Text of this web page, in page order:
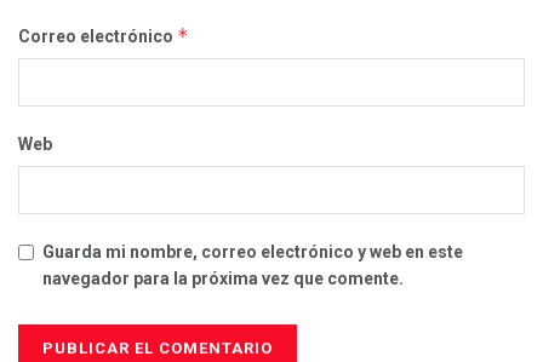
Correo electrónico *
Web
Guarda mi nombre, correo electrónico y web en este
navegador para la próxima vez que comente.